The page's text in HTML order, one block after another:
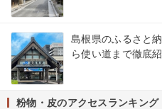
島根県のふるさと
ら使い道まで徹底紹
粉物・皮のアクセスランキング